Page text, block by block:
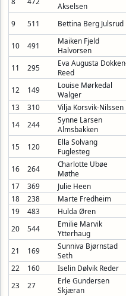
Akselsen
9 511 Bettina Berg Julsrud
10 491
Maiken Fjeld
Halvorsen
11 295
Eva Augusta
Reed
12 149
Louise Mørkedal
Walger
13
310 Vilja Korsvik-Nilssen
14
244
Synne Larsen
Almsbakken
15 120
Ella Solvang
Fuglesteg
16 264
Charlotte Ubøe
Møthe
17
369 Julie Heen
18
238 Marte Fredheim
19
483 Hulda Øren
20
544
Emilie Marvik
Ytterhaug
21 169
Sunniva Bjørnstad
Seth
22
160 Iselin Dølvik Reder
23
27
Erle Gundersen
Skjæran